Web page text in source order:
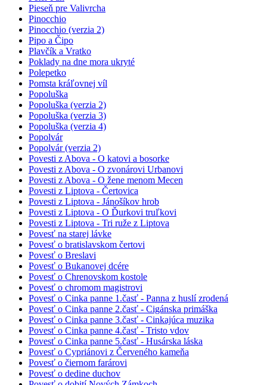
Pieseň pre Valivrcha
Pinocchio
Pinocchio (verzia 2)
Pipo a Čipo
Plavčík a Vratko
Poklady na dne mora ukryté
Polepetko
Pomsta kráľovnej víl
Popoluška
Popoluška (verzia 2)
Popoluška (verzia 3)
Popoluška (verzia 4)
Popolvár
Popolvár (verzia 2)
Povesti z Abova - O katovi a bosorke
Povesti z Abova - O zvonárovi Urbanovi
Povesti z Abova - O žene menom Mecen
Povesti z Liptova - Čertovica
Povesti z Liptova - Jánošíkov hrob
Povesti z Liptova - O Ďurkovi truľkovi
Povesti z Liptova - Tri ruže z Liptova
Povesť na starej lávke
Povesť o bratislavskom čertovi
Povesť o Breslavi
Povesť o Bukanovej dcére
Povesť o Chrenovskom kostole
Povesť o chromom magistrovi
Povesť o Cinka panne 1.časť - Panna z huslí zrodená
Povesť o Cinka panne 2.časť - Cigánska primáška
Povesť o Cinka panne 3.časť - Cinkajúca muzika
Povesť o Cinka panne 4.časť - Tristo vdov
Povesť o Cinka panne 5.časť - Husárska láska
Povesť o Cypriánovi z Červeného kameňa
Povesť o čiernom farárovi
Povesť o dedine duchov